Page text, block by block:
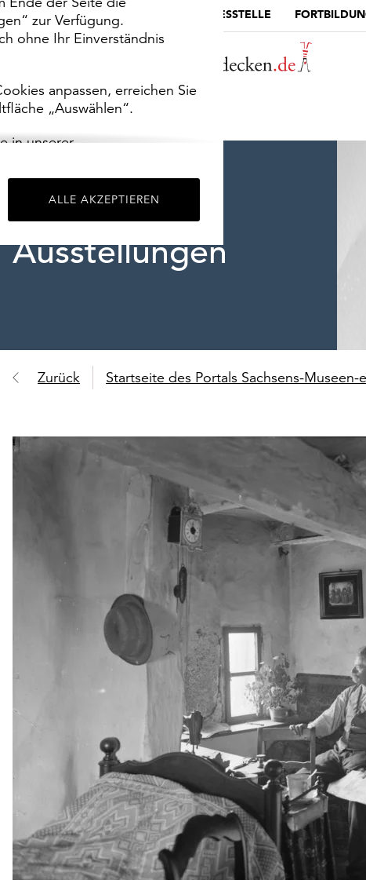
zur Verfügung.
ohne Ihr Einverständnis
anpassen, erreichen Sie
„Auswählen“.
in unserer
ALLE AKZEPTIEREN
MUSEUMSPORTAL DIE LANDESSTELLE
Ausstellungen
Zurück Startseite des Portals Sachsens-Museen-